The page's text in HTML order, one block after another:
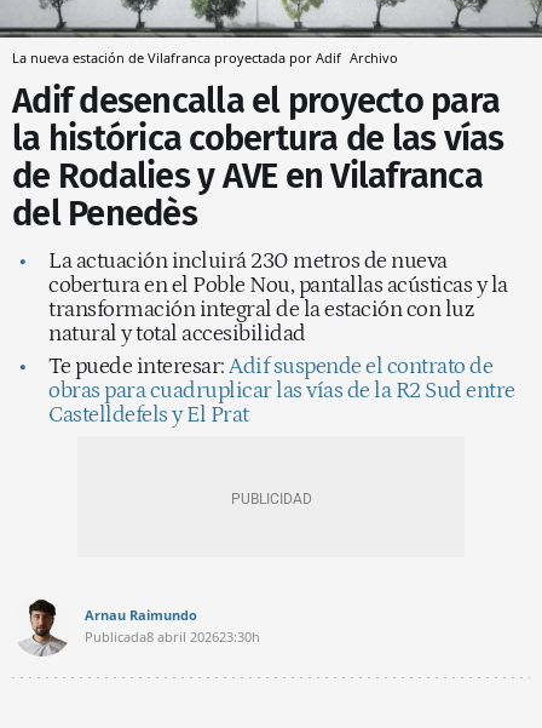
La nueva estación de Vilafranca proyectada por Adif Archivo
Adif desencalla el proyecto para
la histórica cobertura de las vías
de Rodalies y AVE en Vilafranca
del Penedès
La actuación incluirá 230 metros de nueva
cobertura en el Poble Nou, pantallas acústicas y la
transformación integral de la estación con luz
natural y total accesibilidad
Te puede interesar:Adif suspende el contrato de
obras para cuadruplicar las vías de la R2 Sud entre
Castelldefels y El Prat
Arnau Raimundo
Publicada8 abril 202623:30h